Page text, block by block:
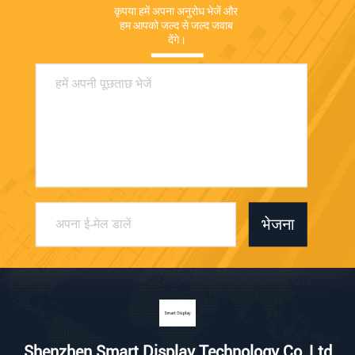
कृपया हमें अपना अनुरोध भेजें और
हम आपको जल्द से जल्द जवाब
देंगे।
भेजना